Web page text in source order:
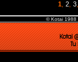
1,2,3
© Kotai 1988
Kotai